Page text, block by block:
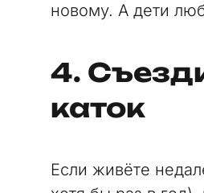
новому. А дети
4.
каток
Если живёте